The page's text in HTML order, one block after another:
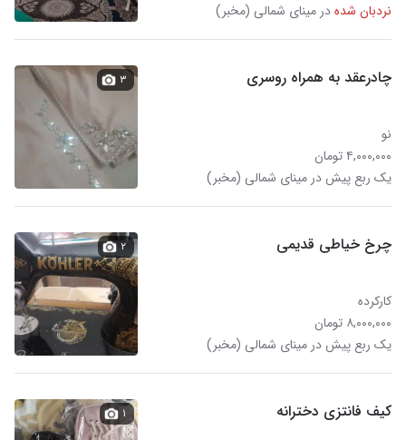
نردبان شدهدر مینای شمالی (مخبر)
چادرعقد به همراه روسری
نو
۴,۰۰۰,۰۰۰ تومان
یک ربع پیش در مینای شمالی (مخبر)
۳
چرخ خیاطی قدیمی
کارکرده
۸,۰۰۰,۰۰۰ تومان
یک ربع پیش در مینای شمالی (مخبر)
۲
کیف فانتزی دخترانه ۱